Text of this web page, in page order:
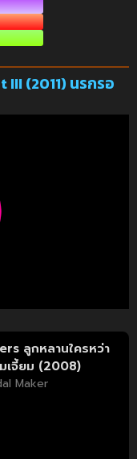
(2011) นรกรอ
ลูกหลานใครหว่า
เจี้ยม (2008)
Maker